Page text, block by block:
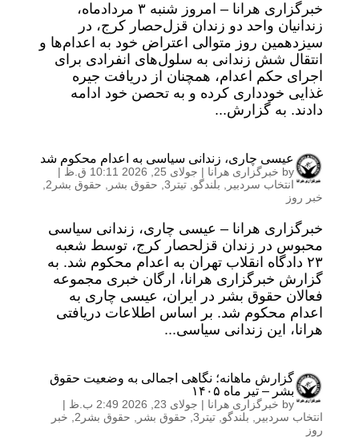
خبرگزاری هرانا – امروز شنبه ۳ مردادماه،
زندانیان واحد دو زندان قزل‌حصار کرج، در
سیزدهمین روز متوالی اعتراض خود به اعدام‌ها و
انتقال شش زندانی به سلول‌های انفرادی برای
اجرای حکم اعدام، همچنان از دریافت جیره
غذایی خودداری کرده و به تحصن خود ادامه
دادند. به گزارش...
عیسی چاری، زندانی سیاسی به اعدام محکوم شد
by خبرگزاری هرانا | جولای 25, 2026 10:11 ق.ظ
|
انتخاب سردبیر
بلندگو تیتر3 , حقوق بشر حقوق بشر2
خبر روز
خبرگزاری هرانا – عیسی چاری، زندانی سیاسی
محبوس در زندان قزلحصار کرج، توسط شعبه
۲۳ دادگاه انقلاب تهران به اعدام محکوم شد. به
گزارش خبرگزاری هرانا، ارگان خبری مجموعه
فعالان حقوق بشر در ایران، عیسی چاری به
اعدام محکوم شد. بر اساس اطلاعات دریافتی
هرانا، این زندانی سیاسی...
گزارش ماهانه؛ نگاهی اجمالی به وضعیت حقوق
بشر – تیر ماه ۱۴۰۵
by خبرگزاری هرانا | جولای 23, 2026 2:49 ب.ظ
|
انتخاب سردبیر
بلندگو تیتر3 , حقوق بشر حقوق بشر2
خبر
روز